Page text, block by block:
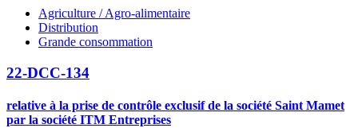
Agriculture / Agro-alimentaire
Distribution
Grande consommation
22-DCC-134
relative à la prise de contrôle exclusif de la société Saint Mamet
par la société ITM Entreprises